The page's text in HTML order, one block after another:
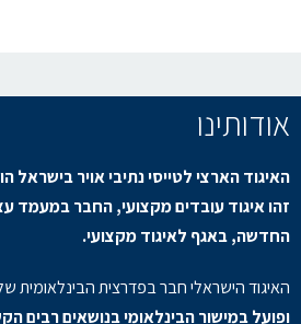
אודותינו
זהו איגוד עובדים מקצועי, החבר במעמד
החדשה, באגף לאיגוד מקצועי.
האיגוד הישראלי חבר בפדרצית הבינלאומית של
ופועל במישור הבינלאומי בנושאים רבים